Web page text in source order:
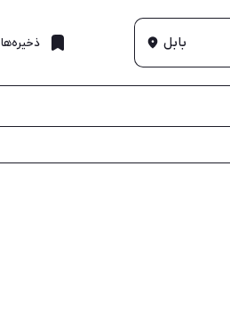
بابل ذخیره‌ها